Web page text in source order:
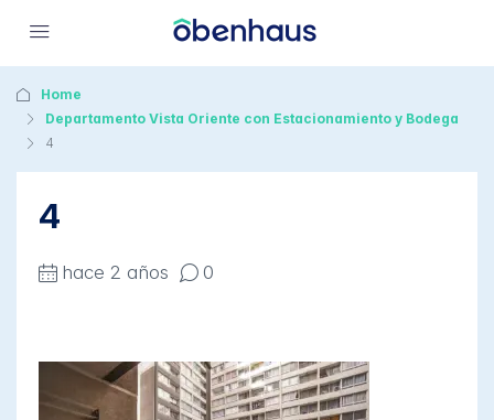
Home
Departamento Vista Oriente con Estacionamiento y Bodega
4
4
hace 2 años 0